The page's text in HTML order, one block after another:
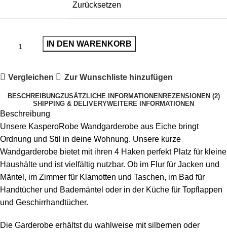
Zurücksetzen
IN DEN WARENKORB
Vergleichen Zur Wunschliste hinzufügen
BESCHREIBUNGZUSÄTZLICHE INFORMATIONEN REZENSIONEN (2)
SHIPPING & DELIVERYWEITERE INFORMATIONEN
Beschreibung
Unsere KasperoRobe Wandgarderobe aus Eiche bringt
Ordnung und Stil in deine Wohnung. Unsere kurze
Wandgarderobe bietet mit ihren 4 Haken perfekt Platz für kleine
Haushälte und ist vielfältig nutzbar. Ob im Flur für Jacken und
Mäntel, im Zimmer für Klamotten und Taschen, im Bad für
Handtücher und Bademäntel oder in der Küche für Topflappen
und Geschirrhandtücher.
Die Garderobe erhältst du wahlweise mit silbernen oder